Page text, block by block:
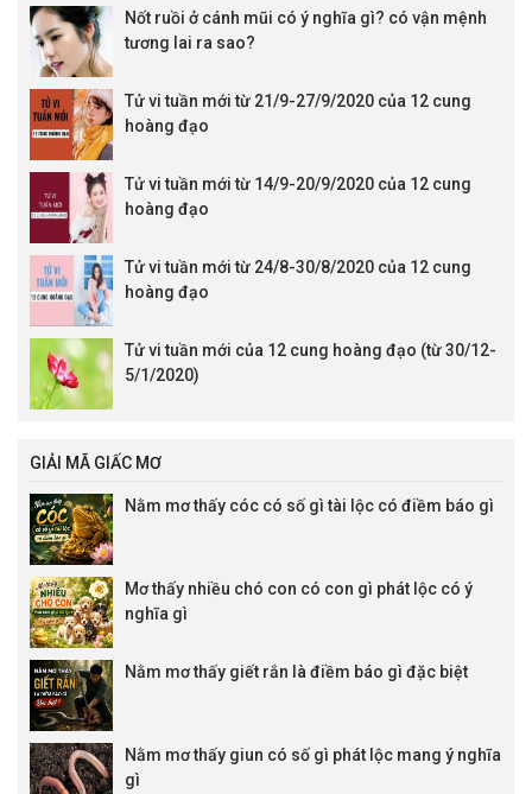
Nốt ruồi ở cánh mũi có ý nghĩa gì? có vận mệnh
tương lai ra sao?
Tử vi tuần mới từ 21/9-27/9/2020 của 12 cung
hoàng đạo
Tử vi tuần mới từ 14/9-20/9/2020 của 12 cung
hoàng đạo
Tử vi tuần mới từ 24/8-30/8/2020 của 12 cung
hoàng đạo
Tử vi tuần mới của 12 cung hoàng đạo (từ 30/12-
5/1/2020)
GIẢI MÃ GIẤC MƠ
Nằm mơ thấy cóc có số gì tài lộc có điềm báo gì
Mơ thấy nhiều chó con có con gì phát lộc có ý
nghĩa gì
Nằm mơ thấy giết rắn là điềm báo gì đặc biệt
Nằm mơ thấy giun có số gì phát lộc mang ý nghĩa
gì